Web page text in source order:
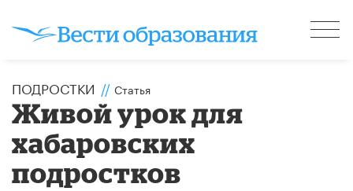
ПОДРОСТКИ // Статья
Живой урок для
хабаровских
подростков